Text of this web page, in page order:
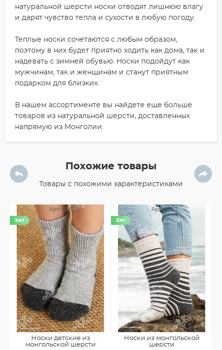
натуральной шерсти носки отводят лишнюю влагу
и дарят чувство тепла и сухости в любую погоду.
Теплые носки сочетаются с любым образом,
поэтому в них будет приятно ходить как дома, так и
надевать с зимней обувью. Носки подойдут как
мужчинам, так и женщинам и станут приятным
подарком для близких.
В нашем ассортименте вы найдете еще больше
товаров из натуральной шерсти, доставленных
напрямую из Монголии.
Похожие товары
Товары с похожими характеристиками
Арт. 02103
Хит
Носки детские из
монгольской шерсти
Арт. 01153
Хит
Носки из монгольской
шерсти